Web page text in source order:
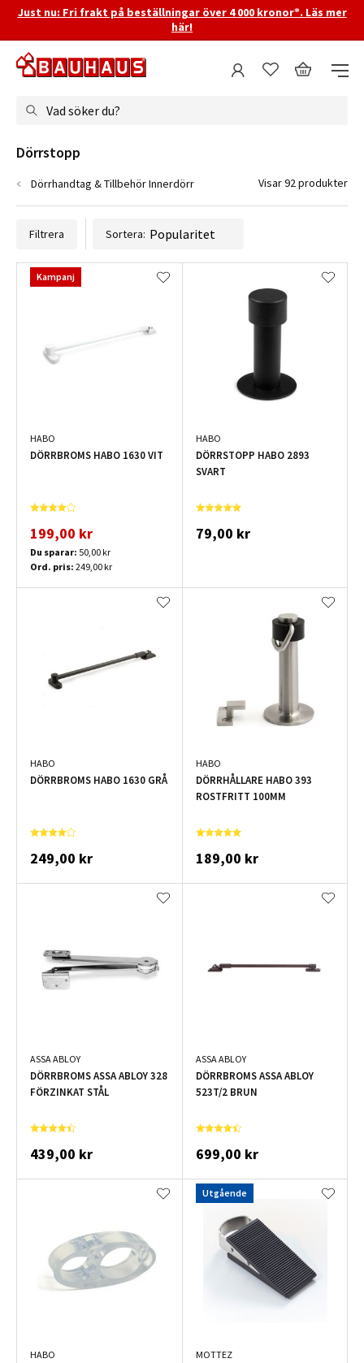
Just nu: Fri frakt på beställningar över 4 000 kronor*. Läs mer
här!
Vad söker du?
Filtrera Sortera:
Kampanj
HABO
DÖRRBROMS HABO 1630 VIT
199,00 kr
Du sparar: 50,00 kr
Ord. pris: 249,00 kr
HABO
DÖRRSTOPP HABO 2893
SVART
79,00 kr
HABO
DÖRRBROMS HABO 1630 GRÅ
249,00 kr
HABO
DÖRRHÅLLARE HABO 393
ROSTFRITT 100MM
189,00 kr
ASSA ABLOY
DÖRRBROMS ASSA ABLOY 328
FÖRZINKAT STÅL
439,00 kr
ASSA ABLOY
DÖRRBROMS ASSA ABLOY
523T/2 BRUN
699,00 kr
HABO
Utgående
MOTTEZ
Dörrstopp
Dörrhandtag & Tillbehör Innerdörr Visar 92 produkter